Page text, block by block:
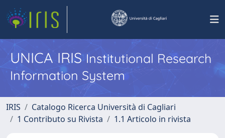
UNICA IRISInstitutional Research
Information System
IRIS
Catalogo Ricerca Università di Cagliari
1 Contributo su Rivista
1.1 Articolo in rivista